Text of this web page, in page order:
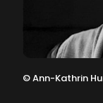
©Ann-Kathrin